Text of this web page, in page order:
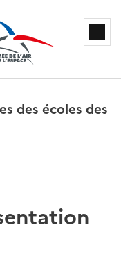
des écoles des